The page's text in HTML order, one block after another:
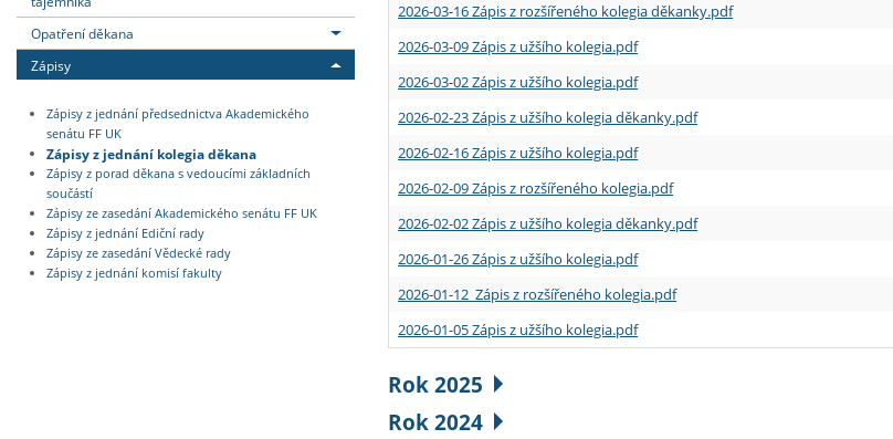
Opatření děkana
Zápisy
Zápisy z jednání předsednictva Akademického
senátu FF UK
Zápisy z jednání kolegia děkana
Zápisy z porad děkana s vedoucími základních
součástí
Zápisy ze zasedání Akademického senátu FF UK
Zápisy z jednání Ediční rady
Zápisy ze zasedání Vědecké rady
Zápisy z jednání komisí fakulty
2026-03-16 Zápis z rozšířeného kolegia děkanky.pdf
2026-03-09 Zápis z užšího kolegia.pdf
2026-03-02 Zápis z užšího kolegia.pdf
2026-02-23 Zápis z užšího kolegia děkanky.pdf
2026-02-16 Zápis z užšího kolegia.pdf
2026-02-09 Zápis z rozšířeného kolegia.pdf
2026-02-02 Zápis z užšího kolegia děkanky.pdf
2026-01-26 Zápis z užšího kolegia.pdf
2026-01-12 Zápis z rozšířeného kolegia.pdf
2026-01-05 Zápis z užšího kolegia.pdf
Rok 2025
Rok 2024